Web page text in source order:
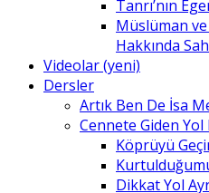
Tanrı’nın
Müslüman
Hakkında
Videolar (yeni)
Dersler
Artık Ben De İsa
Cennete Giden Yol
Köprüyü
Dikkat Yol